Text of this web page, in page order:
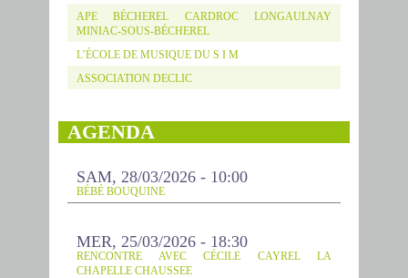
APE BÉCHEREL CARDROC LONGAULNAY
MINIAC-SOUS-BÉCHEREL
L’ÉCOLE DE MUSIQUE DU S I M
ASSOCIATION DECLIC
AGENDA
SAM, 28/03/2026 - 10:00
BÉBÉ BOUQUINE
MER, 25/03/2026 - 18:30
RENCONTRE AVEC CÉCILE CAYREL LA
CHAPELLE CHAUSSEE